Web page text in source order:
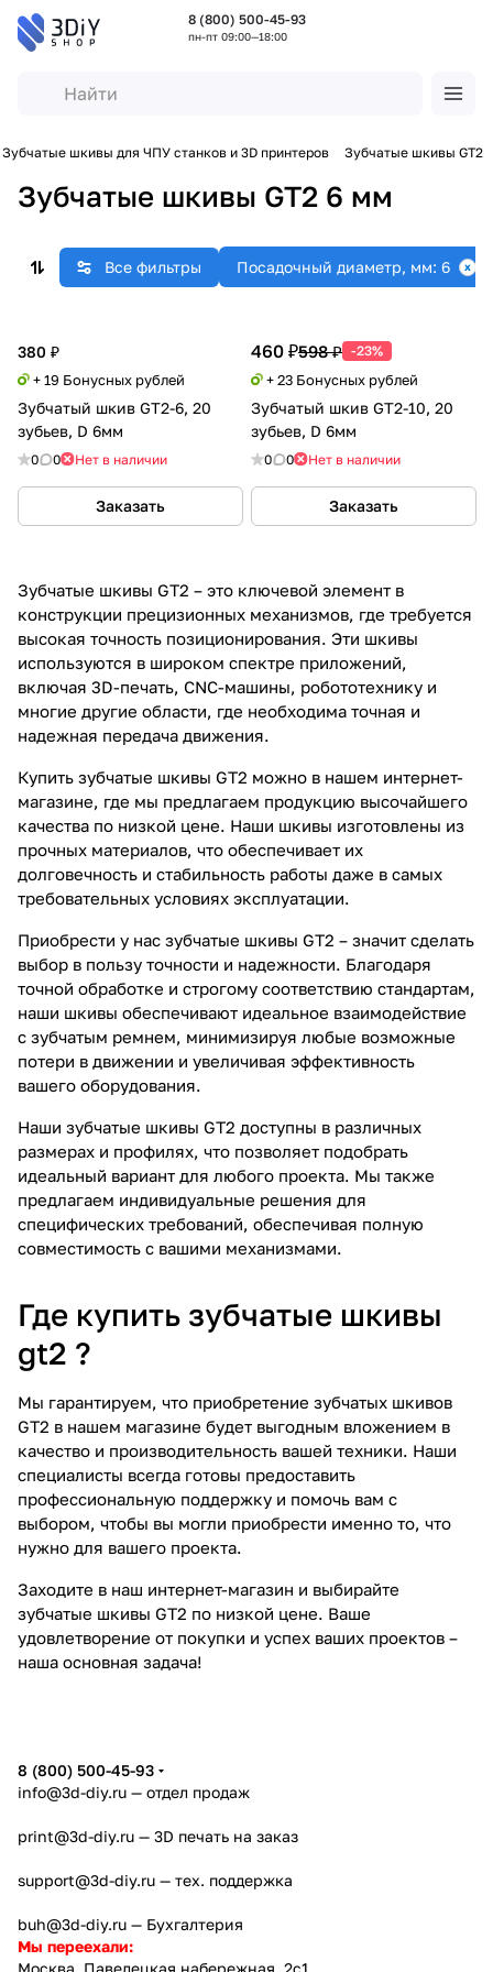
8 (800) 500-45-93
пн-пт 09:00—18:00
Зубчатые шкивы для ЧПУ станков и 3D принтеров Зубчатые шкивы GT2
Зубчатые шкивы GT2 6 мм
Все фильтры Посадочный диаметр, мм: 6
380 ₽
+ 19 Бонусных рублей
Зубчатый шкив GT2-6, 20
зубьев, D 6мм
0 0 Нет в наличии
Заказать
460 ₽598 ₽ -23%
+ 23 Бонусных рублей
Зубчатый шкив GT2-10, 20
зубьев, D 6мм
0 0 Нет в наличии
Заказать
Зубчатые шкивы GT2 – это ключевой элемент в
конструкции прецизионных механизмов, где требуется
высокая точность позиционирования. Эти шкивы
используются в широком спектре приложений,
включая 3D-печать, CNC-машины, робототехнику и
многие другие области, где необходима точная и
надежная передача движения.
Купить зубчатые шкивы GT2 можно в нашем интернет-
магазине, где мы предлагаем продукцию высочайшего
качества по низкой цене. Наши шкивы изготовлены из
прочных материалов, что обеспечивает их
долговечность и стабильность работы даже в самых
требовательных условиях эксплуатации.
Приобрести у нас зубчатые шкивы GT2 – значит сделать
выбор в пользу точности и надежности. Благодаря
точной обработке и строгому соответствию стандартам,
наши шкивы обеспечивают идеальное взаимодействие
с зубчатым ремнем, минимизируя любые возможные
потери в движении и увеличивая эффективность
вашего оборудования.
Наши зубчатые шкивы GT2 доступны в различных
размерах и профилях, что позволяет подобрать
идеальный вариант для любого проекта. Мы также
предлагаем индивидуальные решения для
специфических требований, обеспечивая полную
совместимость с вашими механизмами.
Где купить зубчатые шкивы
gt2 ?
Мы гарантируем, что приобретение зубчатых шкивов
GT2 в нашем магазине будет выгодным вложением в
качество и производительность вашей техники. Наши
специалисты всегда готовы предоставить
профессиональную поддержку и помочь вам с
выбором, чтобы вы могли приобрести именно то, что
нужно для вашего проекта.
Заходите в наш интернет-магазин и выбирайте
зубчатые шкивы GT2 по низкой цене. Ваше
удовлетворение от покупки и успех ваших проектов –
наша основная задача!
8 (800) 500-45-93
info@3d-diy.ru — отдел продаж
print@3d-diy.ru — 3D печать на заказ
support@3d-diy.ru — тех. поддержка
buh@3d-diy.ru — Бухгалтерия
Мы переехали:
Москва, Павелецкая набережная, 2с1